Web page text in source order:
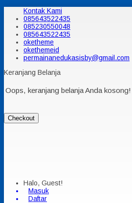
Kontak Kami
085643522435
085230550048
085643522435
oketheme
okethemeid
permainanedukasisby@gmail.com
Keranjang Belanja
Oops, keranjang belanja Anda kosong!
Checkout
Halo, Guest!
Masuk
Daftar